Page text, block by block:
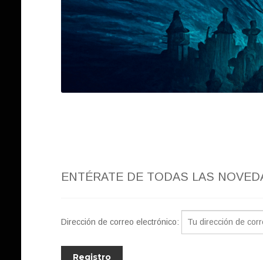
ENTÉRATE DE TODAS LAS
Dirección de correo electrónico: